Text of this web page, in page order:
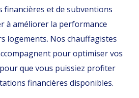
financières et de subventions
à améliorer la performance
logements. Nos chauffagistes
pour optimiser vos
que vous puissiez profiter
financières disponibles.